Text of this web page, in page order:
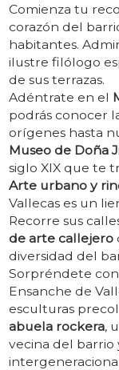
Comienza tu
corazón del
habitantes.
ilustre filólogo
de sus terrazas.
Adéntrate en el
podrás conocer
orígenes hasta
Museo de Doña
siglo XIX que te
Arte urbano y
Vallecas es un
Recorre sus
de arte callejero
diversidad del
Sorpréndete
Ensanche de
esculturas
abuela rockera,
vecina del